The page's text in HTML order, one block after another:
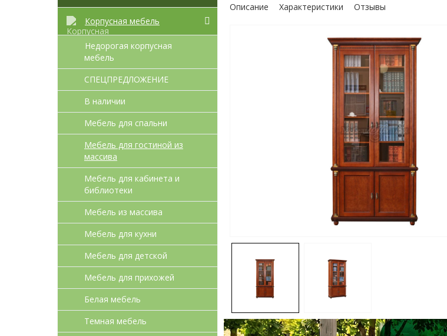
Корпусная мебель
Недорогая корпусная
мебель
СПЕЦПРЕДЛОЖЕНИЕ
В наличии
Мебель для спальни
Мебель для гостиной из
массива
Мебель для кабинета и
библиотеки
Мебель из массива
Мебель для кухни
Мебель для детcкой
Мебель для прихожей
Белая мебель
Темная мебель
Описание Характеристики Отзывы